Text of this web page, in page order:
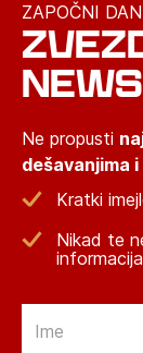
ZAPOČNI
Ne propusti
dešavanjima
Kratki
Nikad te